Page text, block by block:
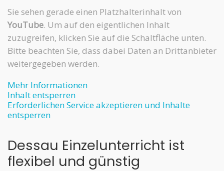
Sie sehen gerade einen Platzhalterinhalt von
YouTube. Um auf den eigentlichen Inhalt
zuzugreifen, klicken Sie auf die Schaltfläche unten.
Bitte beachten Sie, dass dabei Daten an Drittanbieter
weitergegeben werden.
Mehr Informationen
Inhalt entsperren
Erforderlichen Service akzeptieren und Inhalte
entsperren
Dessau Einzelunterricht ist
flexibel und günstig